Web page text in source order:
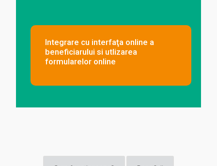
Integrare cu interfaţa online a
beneficiarului si utlizarea
formularelor online